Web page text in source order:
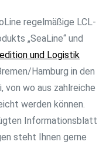
regelmäßige LCL-
„SeaLine“ und
und Logistik
Hamburg in den
von wo aus zahlreiche
werden können.
Informationsblatt
steht Ihnen gerne